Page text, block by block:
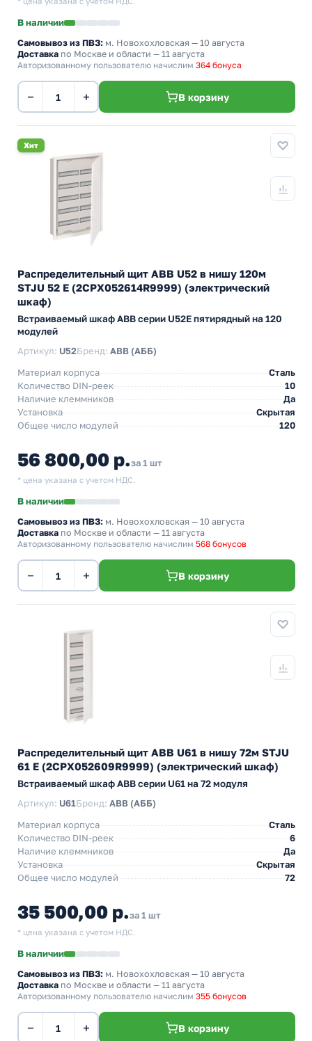
В наличии
Самовывоз из ПВЗ: м. Новохохловская — 10 августа
Доставка по Москве и области — 11 августа
Авторизованному пользователю начислим 364 бонуса
− + В корзину
Хит
Распределительный щит ABB U52 в нишу 120м
STJU 52 E (2CPX052614R9999) (электрический
шкаф)
Встраиваемый шкаф АВВ серии U52Е пятирядный на 120
модулей
Артикул: U52Бренд: ABB (АББ)
Материал корпуса
Сталь
Количество DIN-реек
10
Наличие клеммников
Да
Установка
Скрытая
Общее число модулей
120
56 800,00 р.за 1 шт
* цена указана с учетом НДС.
В наличии
Самовывоз из ПВЗ: м. Новохохловская — 10 августа
Доставка по Москве и области — 11 августа
Авторизованному пользователю начислим 568 бонусов
− + В корзину
Распределительный щит ABB U61 в нишу 72м STJU
61 E (2CPX052609R9999) (электрический шкаф)
Встраиваемый шкаф АВВ серии U61 на 72 модуля
Артикул: U61Бренд: ABB (АББ)
Материал корпуса
Сталь
Количество DIN-реек
6
Наличие клеммников
Да
Установка
Скрытая
Общее число модулей
72
35 500,00 р.за 1 шт
* цена указана с учетом НДС.
В наличии
Самовывоз из ПВЗ: м. Новохохловская — 10 августа
Доставка по Москве и области — 11 августа
Авторизованному пользователю начислим 355 бонусов
− + В корзину